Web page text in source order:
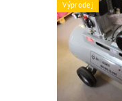
Výprodej